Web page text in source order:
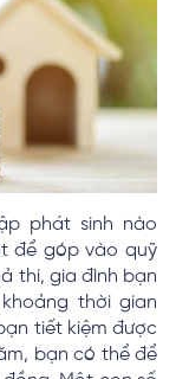
phát sinh nào
để góp vào quỹ
thi, gia đình bạn
thời gian
tiết kiệm được
bạn có thể để